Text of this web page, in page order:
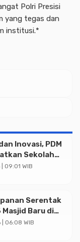
Polri Presisi
yang tegas dan
institusi.*
Inovasi, PDM
Sekolah
Pilihan
09:01 WIB
Serentak
Baru di
06:08 WIB